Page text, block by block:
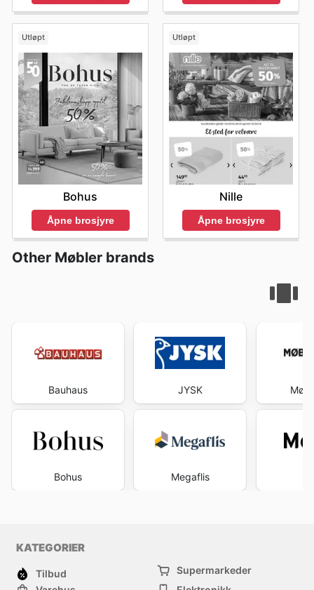
Utløpt
Bohus
Åpne brosjyre
Utløpt
Nille
Åpne brosjyre
Other Møbler brands
Bauhaus
Bohus
JYSK
Megaflis
KATEGORIER
Tilbud
Supermarkeder